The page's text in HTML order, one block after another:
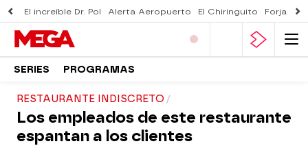
El increíble Dr. Pol Alerta Aeropuerto El Chiringuito Forjado
SERIES PROGRAMAS
RESTAURANTE INDISCRETO
Los empleados de este restaurante
espantan a los clientes